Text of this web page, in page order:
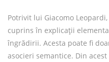
Potrivit lui Giacomo
cuprins în explicații
îngrădirii. Acesta poate fi
asocieri semantice. Din